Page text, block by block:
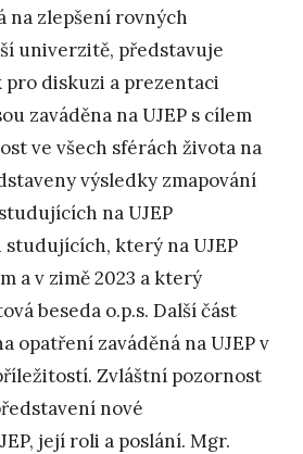
na zlepšení rovných
univerzitě, představuje
diskuzi a prezentaci
zaváděna na UJEP s cílem
ve všech sférách života na
výsledky zmapování
na UJEP
studujících, který na UJEP
a v zimě 2023 a který
beseda o.p.s. Další část
opatření zaváděná na UJEP v
Zvláštní pozornost
nové
její roli a poslání. Mgr.